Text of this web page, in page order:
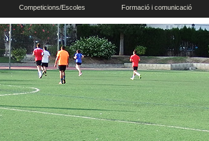
Competicions/Escoles Formació i comunicació